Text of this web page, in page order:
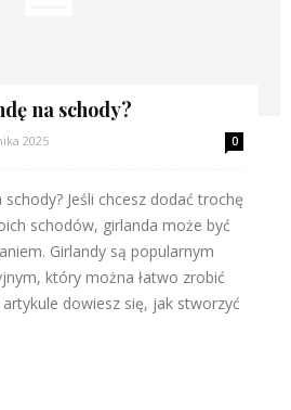
na schody?
2025 0
schody? Jeśli chcesz dodać trochę
schodów, girlanda może być
Girlandy są popularnym
który można łatwo zrobić
dowiesz się, jak stworzyć